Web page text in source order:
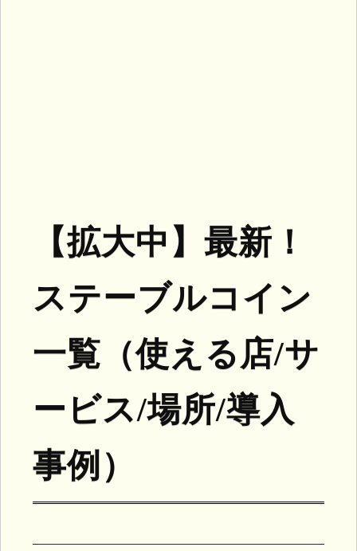
【拡大中】最新！
ステーブルコイン
一覧（使える店/サ
ービス/場所/導入
事例）